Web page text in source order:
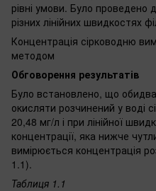
рівні умови. Було проведено
різних лінійних швидкостях
Концентрація сірководню
методом
Обговорення результатів
Було встановлено, що обидва
окисляти розчинений у воді
20,48 мг/л і при лінійної
концентрації, яка нижче
вимірюється концентрація
1.1).
Таблиця 1.1